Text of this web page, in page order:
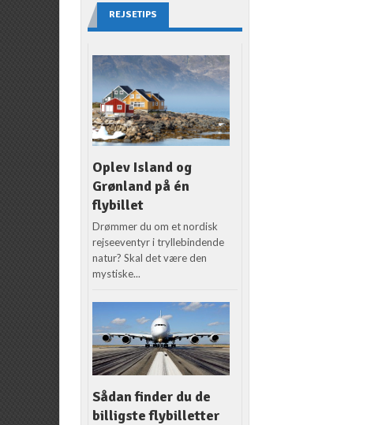
REJSETIPS
Oplev Island og
Grønland på én
flybillet
Drømmer du om et nordisk
rejseeventyr i tryllebindende
natur? Skal det være den
mystiske...
Sådan finder du de
billigste flybilletter